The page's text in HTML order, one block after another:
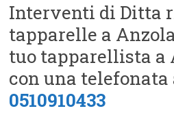
Interventi di Ditta
tapparelle a
tuo tapparellista a
con una
0510910433